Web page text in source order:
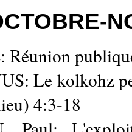
Réunion
Le kolkohz
4:3-18